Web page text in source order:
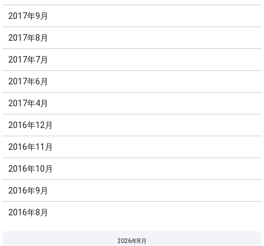
2017年9月
2017年8月
2017年7月
2017年6月
2017年4月
2016年12月
2016年11月
2016年10月
2016年9月
2016年8月
2026年8月